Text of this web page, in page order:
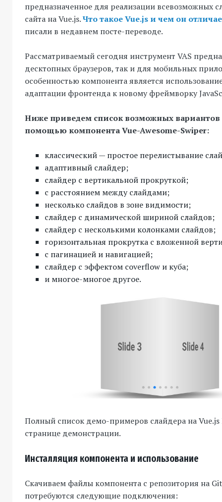
предназначенное для реализации всевозможных
сайта на Vue.js.Что такое Vue.js и чем он
писали в недавнем посте-переводе.
Рассматриваемый сегодня инструмент VAS
десктопных браузеров, так и для мобильных
особенностью компонента является
адаптации фронтенда к новому фреймворку
Ниже приведем список возможных вариантов
помощью компонента Vue-Awesome-Swiper:
классический — простое перелистывание
адаптивный слайдер;
слайдер с вертикальной прокруткой;
с расстоянием между слайдами;
несколько слайдов в зоне видимости;
слайдер с динамической шириной слайдов;
слайдер с несколькими колонками слайдов;
горизонтальная прокрутка с вложенной
с пагинацией и навигацией;
слайдер с эффектом coverflow и куба;
и многое-многое другое.
Полный список демо-примеров слайдера на
странице демонстрации.
Инсталляция компонента и использование
Скачиваем файлы компонента с репозитория на
потребуются следующие подключения: